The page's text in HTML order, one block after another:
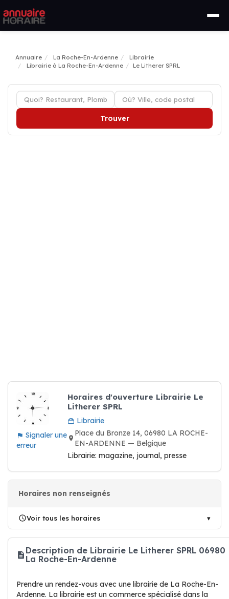
Annuaire La Roche-En-Ardenne
Librairie
Librairie à La Roche-En-Ardenne
Le Litherer SPRL
Trouver
Signaler une
erreur
Horaires d'ouverture Librairie Le
Litherer SPRL
Librairie
Place du Bronze 14, 06980 LA ROCHE-
EN-ARDENNE — Belgique
Librairie: magazine, journal, presse
Horaires non renseignés
Voir tous les horaires
Description de Librairie Le Litherer SPRL 06980
La Roche-En-Ardenne
Prendre un rendez-vous avec une librairie de La Roche-En-
Ardenne. La librairie est un commerce spécialisé dans la